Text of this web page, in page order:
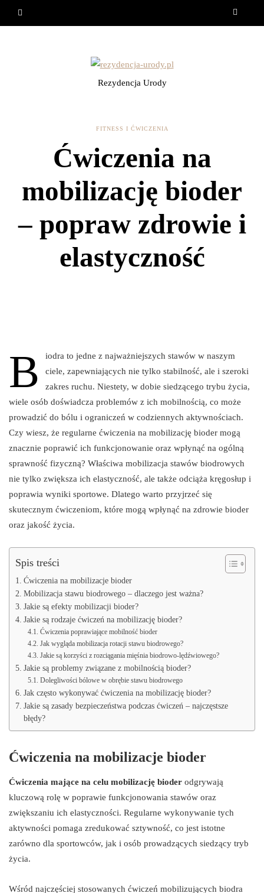
Rezydencja Urody
FITNESS I ĆWICZENIA
Ćwiczenia na
mobilizację bioder
– popraw zdrowie i
elastyczność
B
iodra to jedne z najważniejszych stawów w naszym
ciele, zapewniających nie tylko stabilność, ale i szeroki
zakres ruchu. Niestety, w dobie siedzącego trybu życia,
wiele osób doświadcza problemów z ich mobilnością, co może
prowadzić do bólu i ograniczeń w codziennych aktywnościach.
Czy wiesz, że regularne ćwiczenia na mobilizację bioder mogą
znacznie poprawić ich funkcjonowanie oraz wpłynąć na ogólną
sprawność fizyczną? Właściwa mobilizacja stawów biodrowych
nie tylko zwiększa ich elastyczność, ale także odciąża kręgosłup i
poprawia wyniki sportowe. Dlatego warto przyjrzeć się
skutecznym ćwiczeniom, które mogą wpłynąć na zdrowie bioder
oraz jakość życia.
Spis treści
Ćwiczenia na mobilizacje bioder
Mobilizacja stawu biodrowego – dlaczego jest ważna?
Jakie są efekty mobilizacji bioder?
Jakie są rodzaje ćwiczeń na mobilizację bioder?
Ćwiczenia poprawiające mobilność bioder
Jak wygląda mobilizacja rotacji stawu biodrowego?
Jakie są korzyści z rozciągania mięśnia biodrowo-lędźwiowego?
Jakie są problemy związane z mobilnością bioder?
Dolegliwości bólowe w obrębie stawu biodrowego
Jak często wykonywać ćwiczenia na mobilizację bioder?
Jakie są zasady bezpieczeństwa podczas ćwiczeń – najczęstsze
błędy?
Ćwiczenia na mobilizacje bioder
Ćwiczenia mające na celu mobilizację bioder odgrywają
kluczową rolę w poprawie funkcjonowania stawów oraz
zwiększaniu ich elastyczności. Regularne wykonywanie tych
aktywności pomaga zredukować sztywność, co jest istotne
zarówno dla sportowców, jak i osób prowadzących siedzący tryb
życia.
Wśród najczęściej stosowanych ćwiczeń mobilizujących biodra